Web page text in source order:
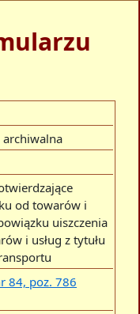
od towarów i
uiszczenia
i usług z tytułu
84, poz. 786